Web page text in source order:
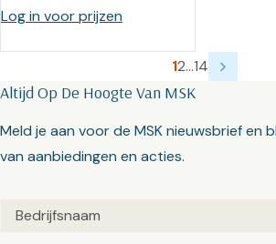
Log in voor prijzen
12…14
Altijd Op De Hoogte Van MSK
Meld je aan voor de MSK nieuwsbrief en
van aanbiedingen en acties.
Untitled(Vereist)